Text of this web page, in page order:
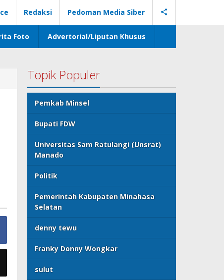
Redaksi Pedoman Media Siber
Foto Advertorial/Liputan Khusus
Topik Populer
Pemkab Minsel
Bupati FDW
Universitas Sam Ratulangi (Unsrat)
Manado
Politik
Pemerintah Kabupaten Minahasa
Selatan
denny tewu
Franky Donny Wongkar
sulut